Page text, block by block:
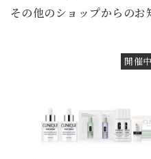
その他のショップからのお
開催中